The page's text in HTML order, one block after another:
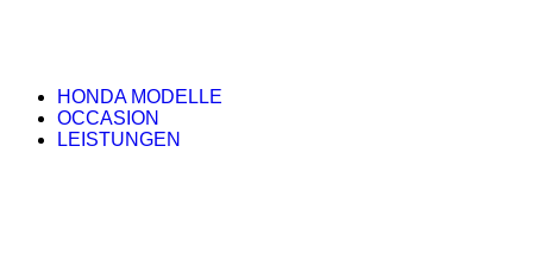
HONDA MODELLE
OCCASION
LEISTUNGEN